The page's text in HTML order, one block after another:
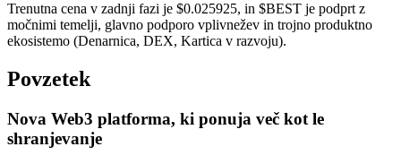
Trenutna cena v zadnji fazi je $0.025925, in $BEST je podprt z
močnimi temelji, glavno podporo vplivnežev in trojno produktno
ekosistemo (Denarnica, DEX, Kartica v razvoju).
Povzetek
Nova Web3 platforma, ki ponuja več kot le
shranjevanje